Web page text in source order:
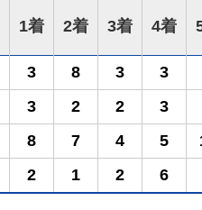
1着 2着 3着 4着
3 8 3
3
3 2 2
3
8 7 4 5
2 1 2 6